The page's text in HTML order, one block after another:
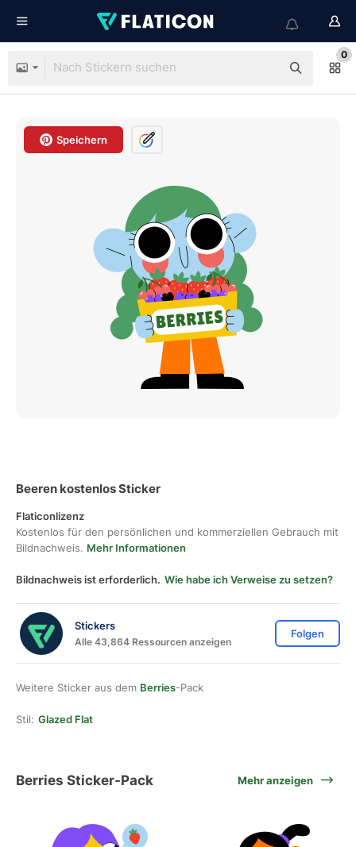
0
Speichern
Beeren kostenlos Sticker
Flaticonlizenz
Kostenlos für den persönlichen und kommerziellen Gebrauch mit
Bildnachweis. Mehr Informationen
Bildnachweis ist erforderlich. Wie habe ich Verweise zu setzen?
Stickers
Alle 43,864 Ressourcen anzeigen
Folgen
Weitere Sticker aus dem Berries-Pack
Stil: Glazed Flat
Berries Sticker-Pack Mehr anzeigen